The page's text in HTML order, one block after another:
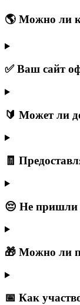
🌎 Можно ли
✅ Ваш сайт
🔰 Может ли
🧾
😔 Не пришли
🎁 Можно ли
📅 Как